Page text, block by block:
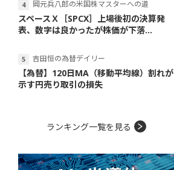
岡元兵八郎の米国株マスターへの道
スペースＸ［SPCX］上場後初の決算発
表、数字は良かったが株価が下落...
吉田恒の為替デイリー
【為替】120日MA（移動平均線）割れが
示す円売り取引の損失
ランキング一覧を見る